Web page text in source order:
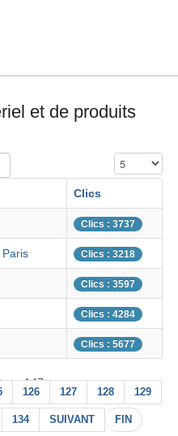
et de produits
Affichage #
Clics
Clics : 3737
Clics : 3218
Clics : 3597
Clics : 4284
Clics : 5677
sur 147
126 127 128 129
134 SUIVANT FIN